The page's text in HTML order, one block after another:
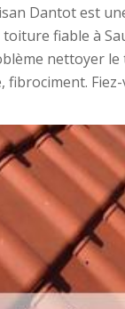
Dantot est
fiable à
nettoyer le
fibrociment.